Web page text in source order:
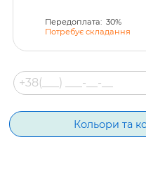
Передоплата: 30%
Потребує складання
Кольори та